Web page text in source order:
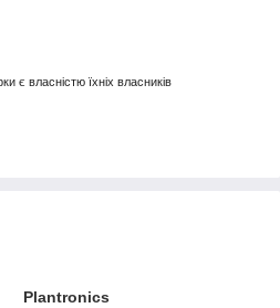
є власністю їхніх власників
Plantronics